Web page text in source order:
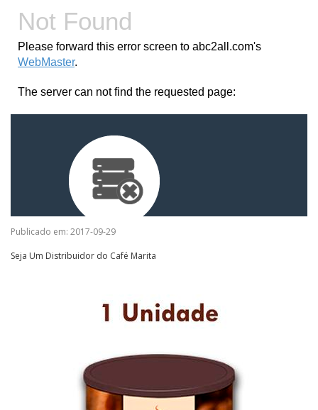
Publicado em: 2017-09-29
Seja Um Distribuidor do Café Marita